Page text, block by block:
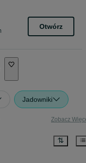
Otwórz
Jadowniki
Zobacz